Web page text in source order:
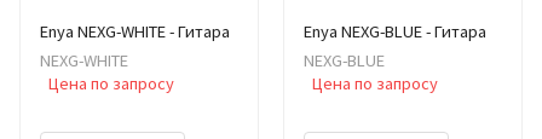
Enya NEXG-WHITE - Гитара
NEXG-WHITE
Цена по запросу
Enya NEXG-BLUE - Гитара
NEXG-BLUE
Цена по запросу